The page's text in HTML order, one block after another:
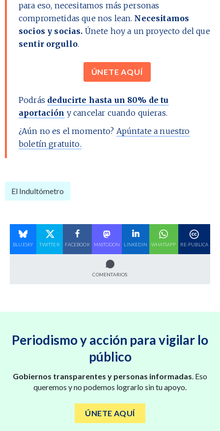
para eso, necesitamos más personas
comprometidas que nos lean. Necesitamos
socios y socias. Únete hoy a un proyecto del que
sentir orgullo.
ÚNETE AQUÍ
Podrás deducirte hasta un 80% de tu
aportación y cancelar cuando quieras.
¿Aún no es el momento? Apúntate a nuestro
boletín gratuito.
El Indultómetro
BLUESKY TWITTER FACEBOOK MASTODON LINKEDIN WHATSAPP RE-PUBLICA
COMENTARIOS
Periodismo y acción para vigilar lo
público
Gobiernos transparentes y personas informadas . Eso
queremos y no podemos lograrlo sin tu apoyo.
ÚNETE AQUÍ